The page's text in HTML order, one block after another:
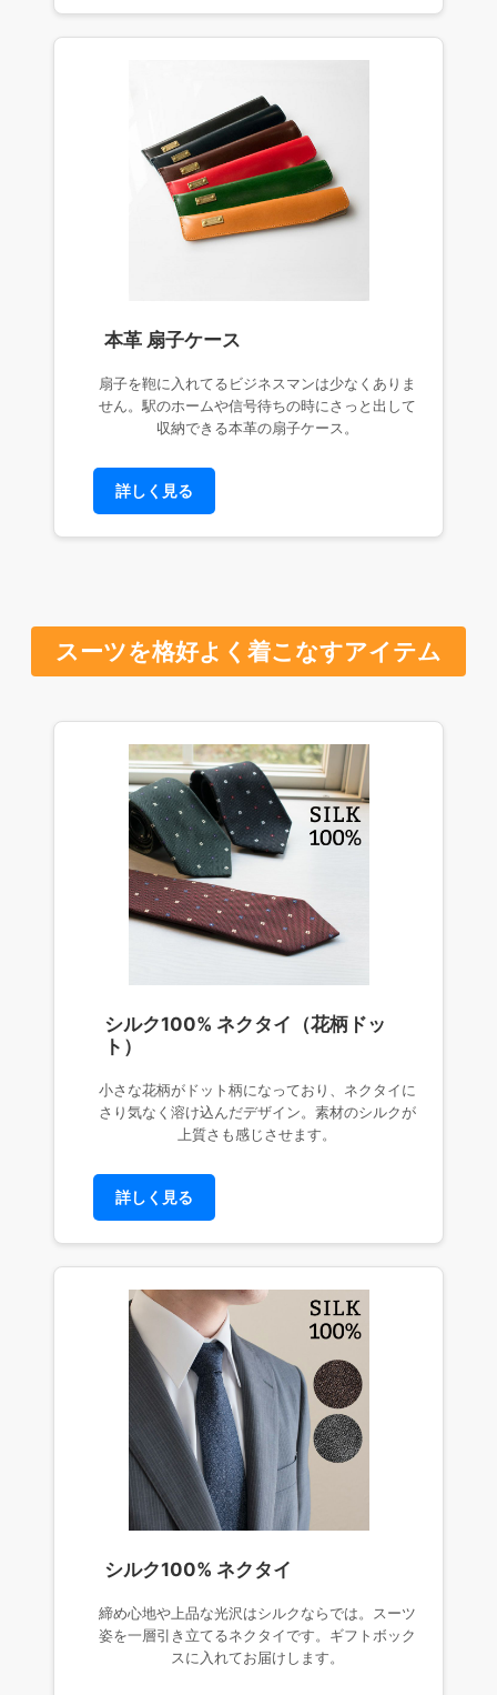
本革 扇子ケース
扇子を鞄に入れてるビジネスマンは少なくありま
せん。駅のホームや信号待ちの時にさっと出して
収納できる本革の扇子ケース。
詳しく見る
スーツを格好よく着こなすアイテム
シルク100% ネクタイ（花柄ドッ
ト）
小さな花柄がドット柄になっており、ネクタイに
さり気なく溶け込んだデザイン。素材のシルクが
上質さも感じさせます。
詳しく見る
シルク100% ネクタイ
締め心地や上品な光沢はシルクならでは。スーツ
姿を一層引き立てるネクタイです。ギフトボック
スに入れてお届けします。